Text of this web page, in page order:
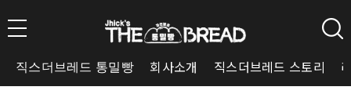
직스더브레드 통밀빵 회사소개 직스더브레드 스토리